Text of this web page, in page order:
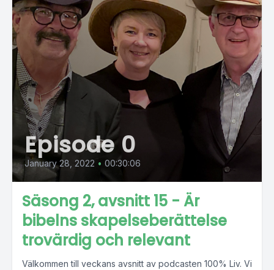
Episode 0
January 28, 2022 • 00:30:06
Säsong 2, avsnitt 15 - Är
bibelns skapelseberättelse
trovärdig och relevant
Välkommen till veckans avsnitt av podcasten 100% Liv. Vi